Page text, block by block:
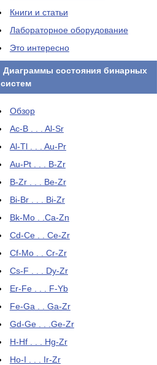
Книги и статьи
Лабораторное оборудование
Это интересно
Диаграммы состояния бинарных
систем
Обзор
Ac-B . . . Al-Sr
Al-Tl . . . Au-Pr
Au-Pt . . . B-Zr
B-Zr . . . Be-Zr
Bi-Br . . . Bi-Zr
Bk-Mo . .Ca-Zn
Cd-Ce . . Ce-Zr
Cf-Mo . . Cr-Zr
Cs-F . . . Dy-Zr
Er-Fe . . . F-Yb
Fe-Ga . . Ga-Zr
Gd-Ge . . .Ge-Zr
H-Hf . . . Hg-Zr
Ho-I . . . Ir-Zr